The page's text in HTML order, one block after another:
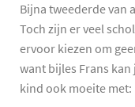
Bijna tweederde van
Toch zijn er veel
ervoor kiezen om
want bijles Frans
kind ook moeite met: